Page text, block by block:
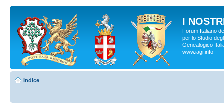
I
Forum Italiano
per lo Studio
Genealogico
www.iagi.info
Indice